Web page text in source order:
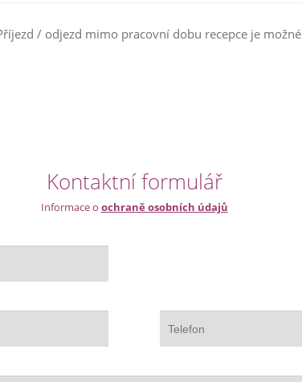
/ odjezd mimo pracovní dobu recepce je možné
Kontaktní formulář
Informace o ochraně osobních údajů